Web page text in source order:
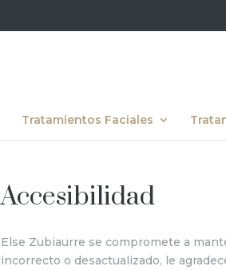
Tratamientos Faciales
Accesibilidad
Else Zubiaurre se compromete a
incorrecto o desactualizado, le